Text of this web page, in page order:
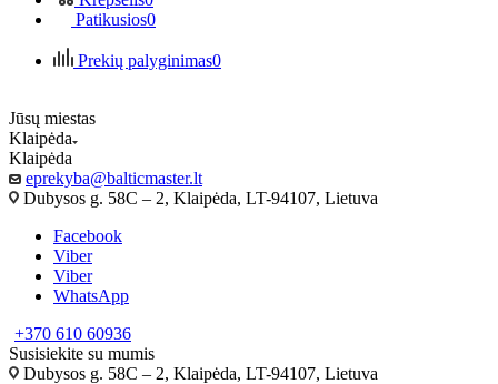
Patikusios0
Prekių palyginimas0
Jūsų miestas
Klaipėda
Klaipėda
eprekyba@balticmaster.lt
Dubysos g. 58C – 2, Klaipėda, LT-94107, Lietuva
Facebook
Viber
Viber
WhatsApp
+370 610 60936
Susisiekite su mumis
Dubysos g. 58C – 2, Klaipėda, LT-94107, Lietuva